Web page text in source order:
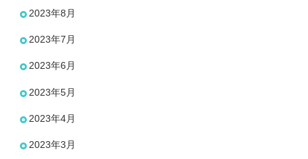
2023年8月
2023年7月
2023年6月
2023年5月
2023年4月
2023年3月